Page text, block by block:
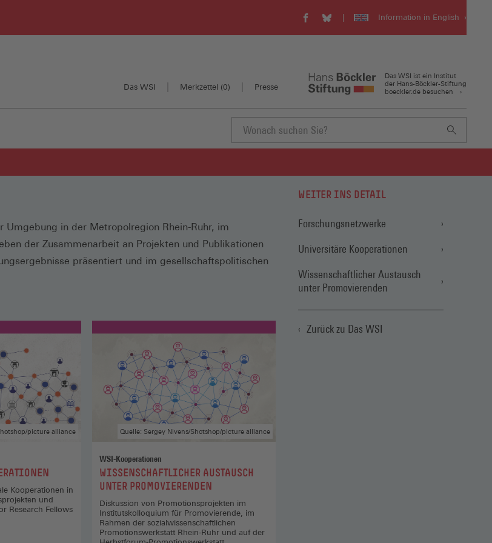
WSI
auf
einem
neuen
Fenster)
WSI
auf
einem
neuen
Fenster)
Information in English
Visit
our
(Öffnet
in
einem
neuen
Fenster)
Das WSI Merkzettel (0) Presse
Das WSI ist ein Institut
der Hans-Böckler-Stiftung
boeckler.de besuchen
Suchbegriff
in der Metropolregion Rhein-Ruhr, im
der Zusammenarbeit an Projekten und Publikationen
präsentiert und im gesellschaftspolitischen
Kooperationen in
und
Research Fellows
picture alliance
WSI-Kooperationen
:WISSENSCHAFTLICHER AUSTAUSCH
UNTER PROMOVIERENDEN
Diskussion von Promotionsprojekten im
Institutskolloquium für Promovierende, im
Rahmen der sozialwissenschaftlichen
Promotionswerkstatt Rhein-Ruhr und auf der
Quelle: Sergey Nivens/Shotshop/picture alliance
WEITER INS DETAIL
Forschungsnetzwerke
Universitäre Kooperationen
Wissenschaftlicher Austausch
unter Promovierenden
Zurück zu Das WSI